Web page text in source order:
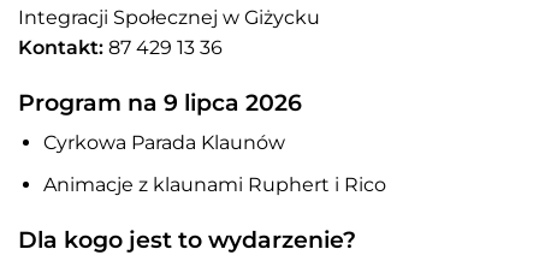
Integracji Społecznej w Giżycku
Kontakt: 87 429 13 36
Program na 9 lipca 2026
Cyrkowa Parada Klaunów
Animacje z klaunami Ruphert i Rico
Dla kogo jest to wydarzenie?